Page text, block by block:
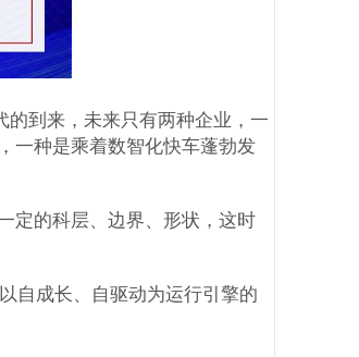
的到来，未来只有两种企业，一
一种是乘着数智化快车蓬勃发
定的科层、边界、形状，这时
自成长、自驱动为运行引擎的